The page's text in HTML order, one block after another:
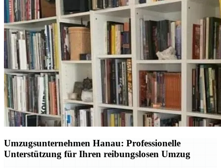
Umzugsunternehmen Hanau: Professionelle
Unterstützung für Ihren reibungslosen Umzug